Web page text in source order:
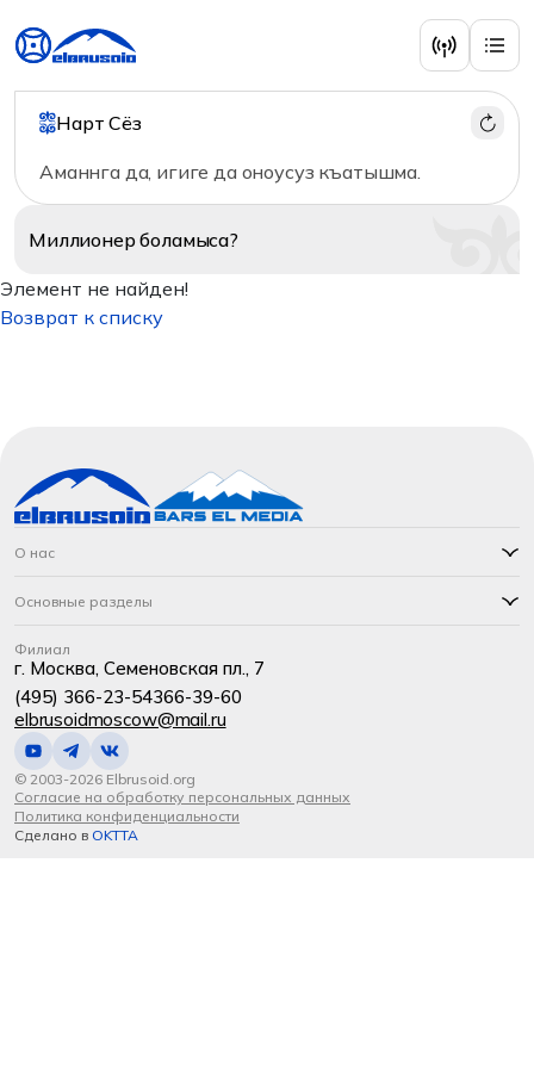
Нарт Сёз
Аманнга да, игиге да оноусуз къатышма.
Миллионерболамыса?
Элемент не найден!
Возврат к списку
О нас
Основные разделы
Филиал
г. Москва, Семеновская пл., 7
(495) 366-23-54366-39-60
elbrusoidmoscow@mail.ru
© 2003-2026 Elbrusoid.org
Согласие на обработку персональных данных
Политика конфиденциальности
Сделано в OKTTA